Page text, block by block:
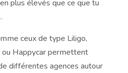
plus élevés que ce que tu
ceux de type Liligo,
ou Happycar permettent
différentes agences autour